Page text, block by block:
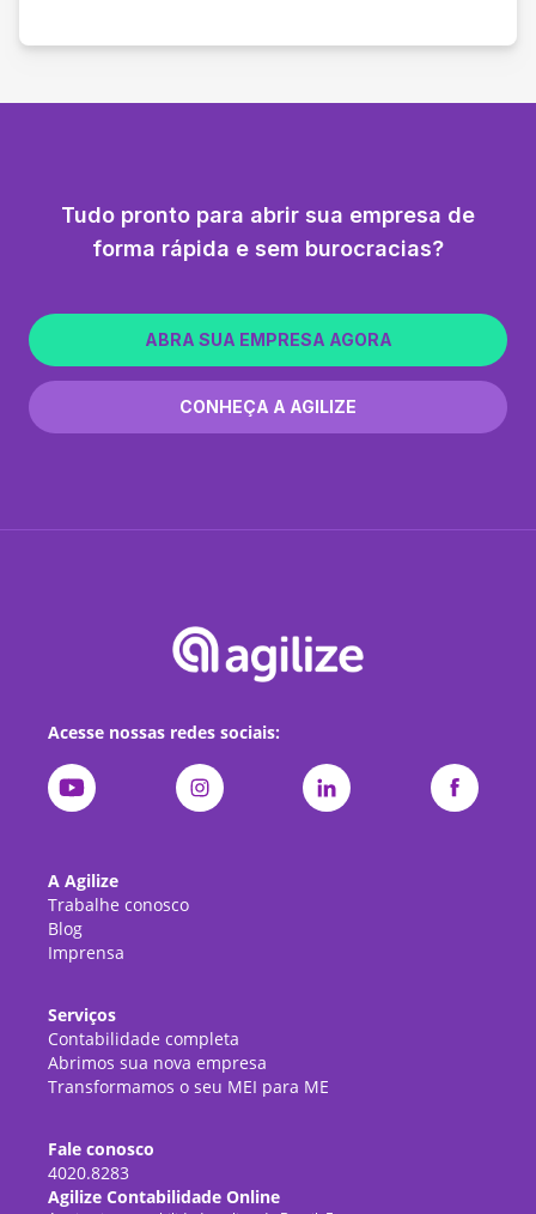
Tudo pronto para abrir sua empresa de
forma rápida e sem burocracias?
ABRA SUA EMPRESA AGORA
CONHEÇA A AGILIZE
Acesse nossas redes sociais:
A Agilize
Trabalhe conosco
Blog
Imprensa
Serviços
Contabilidade completa
Abrimos sua nova empresa
Transformamos o seu MEI para ME
Fale conosco
4020.8283
Agilize Contabilidade Online